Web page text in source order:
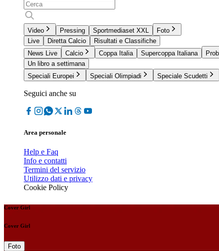
Video Pressing Sportmediaset XXL
Foto
Live
Diretta Calcio
Risultati e Classifiche
News Live
Calcio Coppa Italia Supercoppa Italiana
Un libro a settimana
Speciali Europei
Speciali Olimpiadi Speciale Scudetti
Seguici anche su
Area personale
Help e Faq
Info e contatti
Termini del servizio
Utilizzo dati e privacy
Cookie Policy
Cover Girl
Cover Girl
Foto